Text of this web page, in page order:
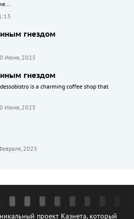
гнездом
Июня, 2025
гнездом
is a charming coffee shop that
Июня, 2025
2025
проект Казнета, который